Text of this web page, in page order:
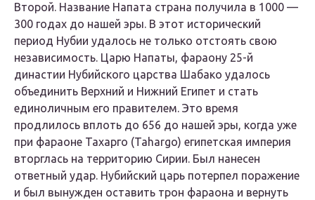
Второй. Название Напата страна получила в 1000 —
300 годах до нашей эры. В этот исторический
период Нубии удалось не только отстоять свою
независимость. Царю Напаты, фараону 25-й
династии Нубийского царства Шабако удалось
объединить Верхний и Нижний Египет и стать
единоличным его правителем. Это время
продлилось вплоть до 656 до нашей эры, когда уже
при фараоне Тахарго (Tahargo) египетская империя
вторглась на территорию Сирии. Был нанесен
ответный удар. Нубийский царь потерпел поражение
и был вынужден оставить трон фараона и вернуть